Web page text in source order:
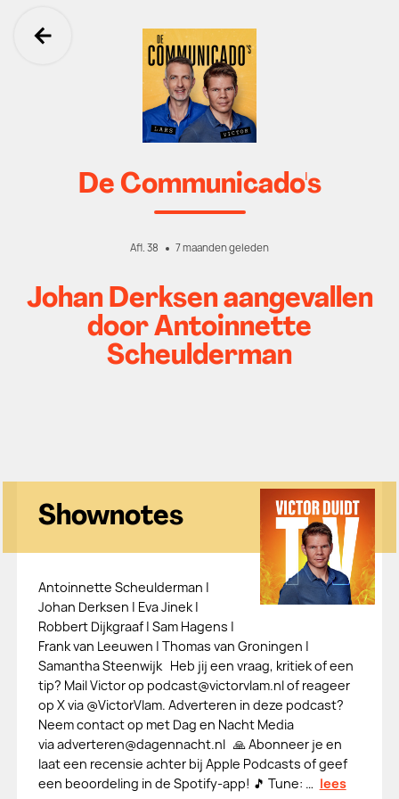
Ga terug
De Communicado's
Afl. 38 7 maanden geleden
Johan Derksen aangevallen
door Antoinnette
Scheulderman
Shownotes
Antoinnette Scheulderman |
Johan Derksen | Eva Jinek |
Robbert Dijkgraaf | Sam Hagens |
Frank van Leeuwen | Thomas van Groningen |
Samantha Steenwijk Heb jij een vraag, kritiek of een
tip? Mail Victor op podcast@victorvlam.nl of reageer
op X via @VictorVlam. Adverteren in deze podcast?
Neem contact op met Dag en Nacht Media
via adverteren@dagennacht.nl 🙏 Abonneer je en
laat een recensie achter bij ⁠⁠⁠⁠⁠⁠⁠⁠⁠⁠⁠⁠⁠⁠⁠⁠⁠⁠⁠⁠⁠⁠⁠⁠⁠⁠⁠⁠⁠⁠⁠⁠⁠⁠⁠⁠⁠⁠⁠⁠⁠⁠⁠Apple Podcasts⁠⁠⁠⁠⁠⁠⁠⁠⁠⁠⁠⁠⁠⁠⁠⁠⁠⁠⁠⁠⁠⁠⁠⁠⁠⁠⁠⁠⁠⁠⁠⁠⁠⁠⁠⁠⁠⁠⁠⁠⁠⁠⁠ of geef
een beoordeling in de Spotify-app! 🎵 Tune: … lees